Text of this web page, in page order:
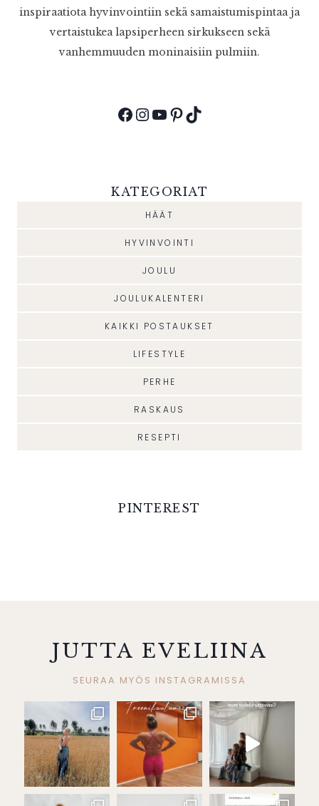
inspiraatiota hyvinvointiin sekä samaistumispintaa ja
vertaistukea lapsiperheen sirkukseen sekä
vanhemmuuden moninaisiin pulmiin.
Facebook
Instagram
YouTube
Pinterest
TikTok
KATEGORIAT
HÄÄT
HYVINVOINTI
JOULU
JOULUKALENTERI
KAIKKI POSTAUKSET
LIFESTYLE
PERHE
RASKAUS
RESEPTI
PINTEREST
JUTTA EVELIINA
SEURAA MYÖS INSTAGRAMISSA